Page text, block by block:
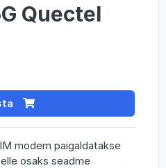
Quectel
modem paigaldatakse
osaks seadme